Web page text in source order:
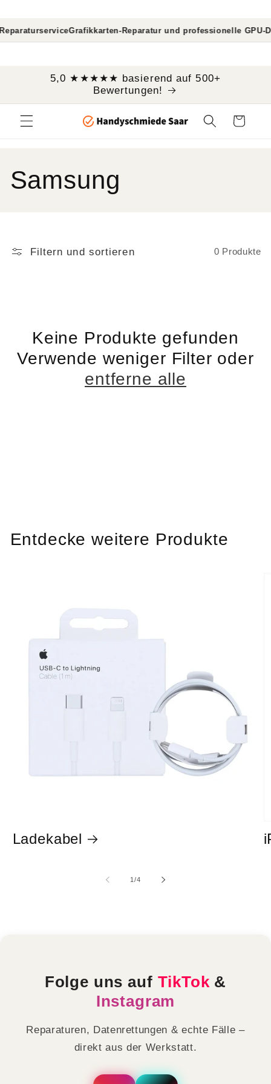
Inhalt Grafikkarten-Reparatur und professionelle GPU-
5,0 ★★★★★ basierend auf 500+
Bewertungen!
Warenkorb
K
t
r
Samsung
Filtern und sortieren 0 Produkte
Keine Produkte gefunden
Verwende weniger Filter oder
entferne alle
Entdecke weitere Produkte
Ladekabel
1/von
4
Folge uns auf TikTok &
Instagram
Reparaturen, Datenrettungen & echte Fälle –
direkt aus der Werkstatt.